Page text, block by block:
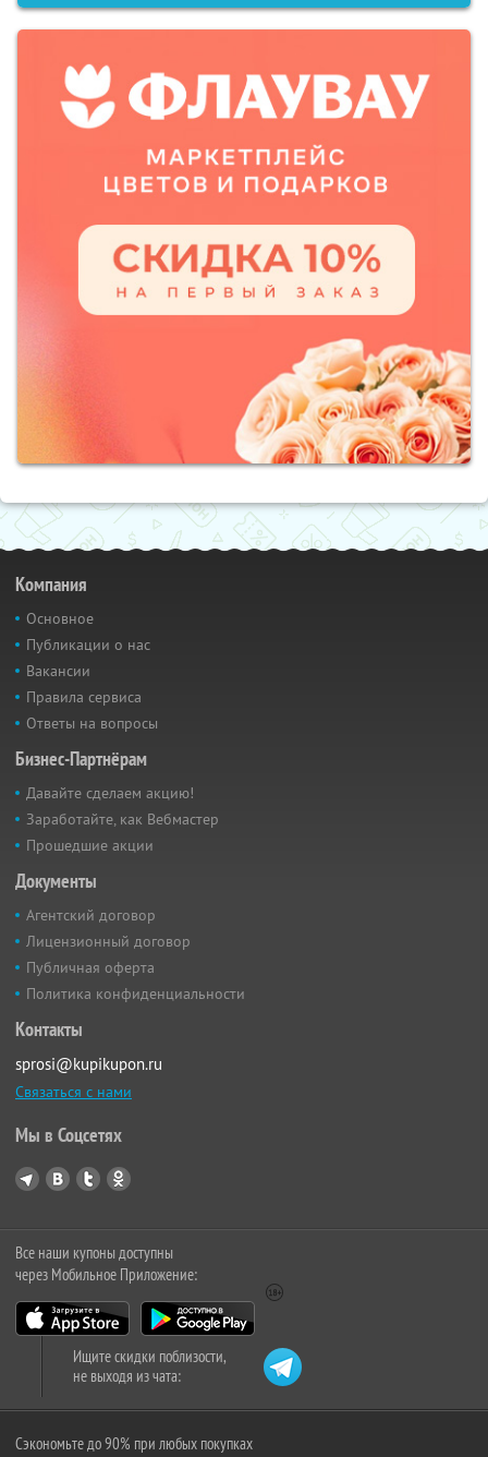
Компания
Основное
Публикации о нас
Вакансии
Правила сервиса
Ответы на вопросы
Бизнес-Партнёрам
Давайте сделаем акцию!
Заработайте, как Вебмастер
Прошедшие акции
Документы
Агентский договор
Лицензионный договор
Публичная оферта
Политика конфиденциальности
Контакты
sprosi@kupikupon.ru
Связаться с нами
Мы в Соцсетях
Все наши купоны доступны
через Мобильное Приложение:
Ищите скидки поблизости,
не выходя из чата:
Сэкономьте до 90% при любых покупках